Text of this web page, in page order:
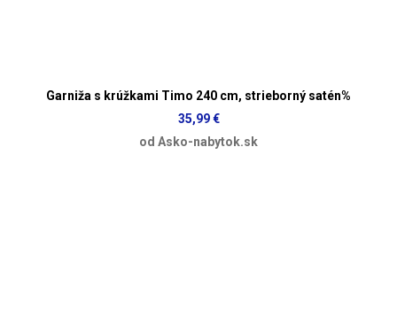
Garniža s krúžkami Timo 240 cm, strieborný satén%
35,99 €
od Asko-nabytok.sk